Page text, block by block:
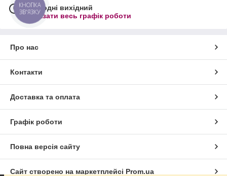
Сьогодні вихідний
Показати весь графік роботи
Про нас
Контакти
Доставка та оплата
Графік роботи
Повна версія сайту
Сайт створено на маркетплейсі Prom.ua
КНОПКА
ЗВ'ЯЗКУ